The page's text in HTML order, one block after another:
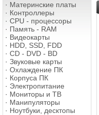
· Материнские платы
· Контроллеры
· CPU - процессоры
· Память - RAM
· Видеокарты
· HDD, SSD, FDD
· CD - DVD - BD
· Звуковые карты
· Охлаждение ПК
· Корпуса ПК
· Электропитание
· Мониторы и ТВ
· Манипуляторы
· Ноутбуки, десктопы